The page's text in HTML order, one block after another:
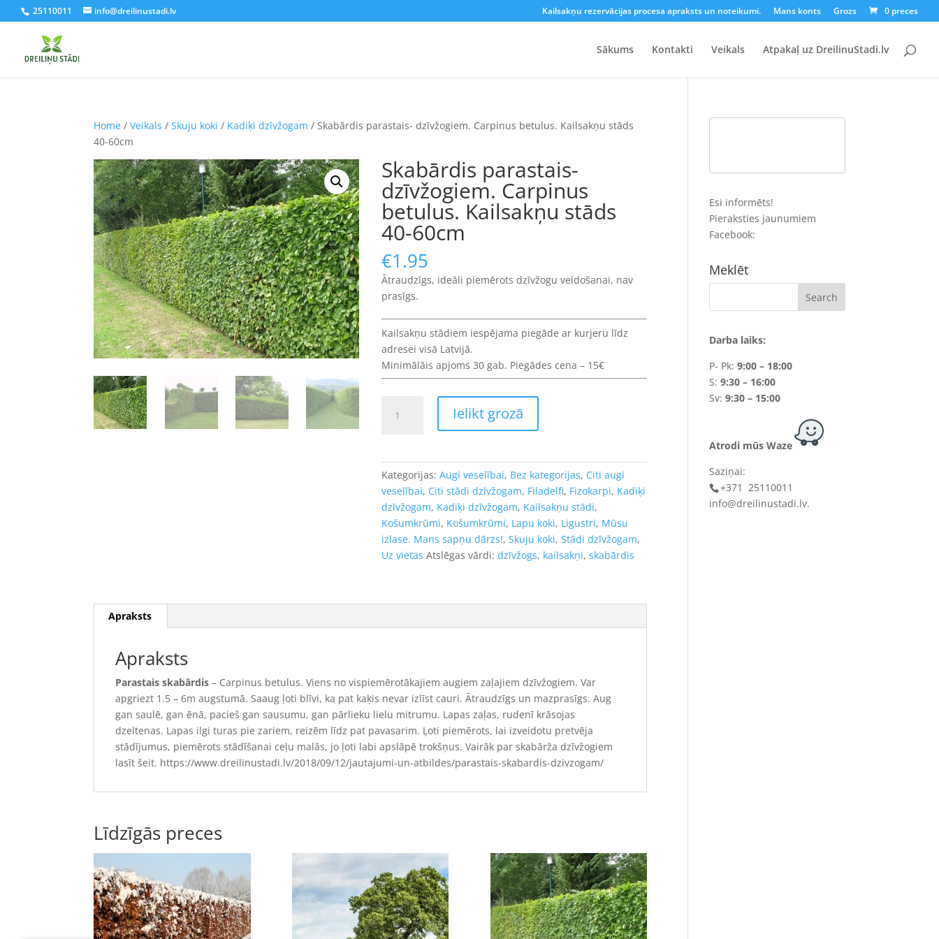
25110011 info@dreilinustadi.lv Kailsakņu rezervācijas procesa apraksts un noteikumi. Mans konts Grozs 0 preces
Sākums Kontakti Veikals Atpakaļ uz DreilinuStadi.lv
Home /Veikals /Skuju koki / Kadiķi dzīvžogam / Skabārdis parastais- dzīvžogiem. Carpinus betulus. Kailsakņu stāds
40-60cm
Skabārdis parastais-
dzīvžogiem. Carpinus
betulus. Kailsakņu stāds
40-60cm
€1.95
Ātraudzīgs, ideāli piemērots dzīvžogu veidošanai, nav
prasīgs.
Kailsakņu stādiem iespējama piegāde ar kurjeru līdz
adresei visā Latvijā.
Minimālāis apjoms 30 gab. Piegādes cena – 15€
parastais-
betulus.
Kailsakņu
stāds
40-
60cm
daudzums
Ielikt grozā
Kategorijas:Augi veselībai, Bez kategorijas, Citi augi
veselībai, Citi stādi dzīvžogam, Filadelfi, Fizokarpi, Kadiķi
dzīvžogam, Kadiķi dzīvžogam, Kailsakņu stādi,
Košumkrūmi, Košumkrūmi, Lapu koki, Ligustri, Mūsu
izlase. Mans sapņu dārzs!,Skuju koki,Stādi dzīvžogam,
Uz vietas Atslēgas vārdi:dzīvžogs, kailsakņi,skabārdis
Apraksts
Apraksts
Parastais skabārdis– Carpinus betulus. Viens no vispiemērotākajiem augiem zaļajiem dzīvžogiem. Var
apgriezt 1.5 – 6m augstumā. Saaug ļoti blīvi, ka pat kaķis nevar izlīst cauri. Ātraudzīgs un mazprasīgs. Aug
gan saulē, gan ēnā, pacieš gan sausumu, gan pārlieku lielu mitrumu. Lapas zaļas, rudenī krāsojas
dzeltenas. Lapas ilgi turas pie zariem, reizēm līdz pat pavasarim. Ļoti piemērots, lai izveidotu pretvēja
stādījumus, piemērots stādīšanai ceļu malās, jo ļoti labi apslāpē trokšņus. Vairāk par skabārža dzīvžogiem
lasīt šeit. https://www.dreilinustadi.lv/2018/09/12/jautajumi-un-atbildes/parastais-skabardis-dzivzogam/
Līdzīgās preces
Esi informēts!
Pieraksties jaunumiem
Facebook:
Meklēt
Darba laiks:
P- Pk:9:00 – 18:00
S: 9:30 – 16:00
Sv:9:30 – 15:00
Atrodi mūs Waze
Saziņai:
+371 25110011
info@dreilinustadi.lv.